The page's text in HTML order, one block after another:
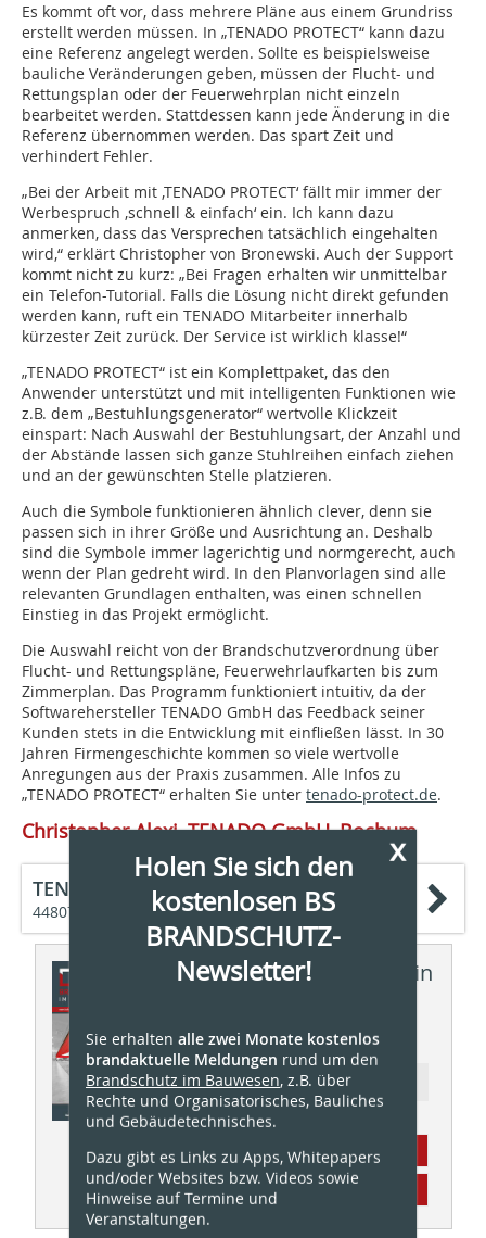
Es kommt oft vor, dass mehrere Pläne aus einem Grundriss
erstellt werden müssen. In „TENADO PROTECT“ kann dazu
eine Referenz angelegt werden. Sollte es beispielsweise
bauliche Veränderungen geben, müssen der Flucht- und
Rettungsplan oder der Feuerwehrplan nicht einzeln
bearbeitet werden. Stattdessen kann jede Änderung in die
Referenz übernommen werden. Das spart Zeit und
verhindert Fehler.
„Bei der Arbeit mit ‚TENADO ­PROTECT‘ fällt mir immer der
Werbespruch ‚schnell & einfach‘ ein. Ich kann dazu
anmerken, dass das Versprechen tatsächlich eingehalten
wird,“ erklärt Christopher von ­Bronewski. Auch der Support
kommt nicht zu kurz: „Bei Fragen erhalten wir unmittelbar
ein Telefon-Tutorial. Falls die Lösung nicht direkt gefunden
werden kann, ruft ein TENADO Mitarbeiter innerhalb
kürzester Zeit zurück. Der Service ist wirklich klasse!“
„TENADO PROTECT“ ist ein Komplettpaket, das den
Anwender unterstützt und mit intelligenten Funktionen wie
z.B. dem „Bestuhlungsgenerator“ wertvolle Klickzeit
einspart: Nach Auswahl der Bestuhlungsart, der Anzahl und
der Abstände lassen sich ganze Stuhlreihen einfach ziehen
und an der gewünschten Stelle platzieren.
Auch die Symbole funktionieren ähnlich clever, denn sie
passen sich in ihrer Größe und Ausrichtung an. Deshalb
sind die Symbole immer lagerichtig und normgerecht, auch
wenn der Plan gedreht wird. In den Planvorlagen sind alle
relevanten Grundlagen enthalten, was einen schnellen
Einstieg in das Projekt ermöglicht.
Die Auswahl reicht von der Brandschutzverordnung über
Flucht- und Rettungspläne, Feuerwehrlaufkarten bis zum
Zimmerplan. Das Programm funktioniert intuitiv, da der
Softwarehersteller TENADO GmbH das Feedback seiner
Kunden stets in die Entwicklung mit einfließen lässt. In 30
Jahren Firmengeschichte kommen so viele wertvolle
Anregungen aus der Praxis zusammen. Alle Infos zu
„TENADO PROTECT“ erhalten Sie unter tenado-protect.de.
Christopher Alexi, TENADO GmbH, Bochum
TENADO GmbH
44807 Bochum
Dieser Artikel erschien in
01/2021
Ressort: Baulicher Brandschutz
Abonnement
Inhaltsverzeichnis
x
Holen Sie sich den
kostenlosen BS
BRANDSCHUTZ-
Newsletter!
Sie erhalten alle zwei Monate kostenlos
brandaktuelle Meldungen rund um den
Brandschutz im Bauwesen, z.B. über
Rechte und Organisatorisches, Bauliches
und Gebäudetechnisches.
Dazu gibt es Links zu Apps, Whitepapers
und/oder Websites bzw. Videos sowie
Hinweise auf Termine und
Veranstaltungen.